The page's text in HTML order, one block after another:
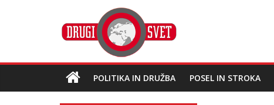
POLITIKA IN DRUŽBA POSEL IN STROKA